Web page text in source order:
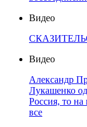
Видео
Видео
Александр
Лукашенко
Россия, то на
все